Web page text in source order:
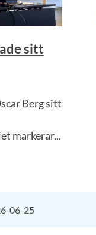
sitt
Berg sitt
markerar...
06-25